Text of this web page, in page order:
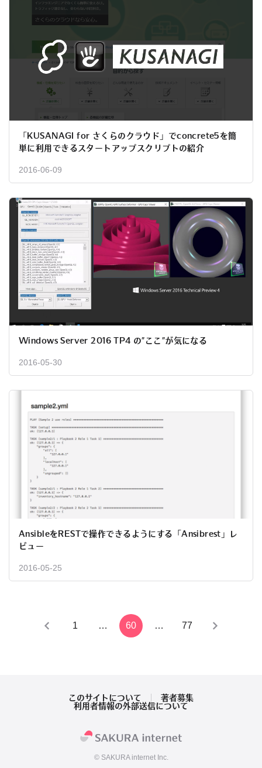
「KUSANAGI for さくらのクラウド」でconcrete5を簡
単に利用できるスタートアップスクリプトの紹介
2016-06-09
Windows Server 2016 TP4 の”ここ”が気になる
2016-05-30
AnsibleをRESTで操作できるようにする「Ansibrest」レ
ビュー
2016-05-25
1 … 60 … 77
このサイトについて
著者募集
利用者情報の外部送信について
© SAKURA internet Inc.